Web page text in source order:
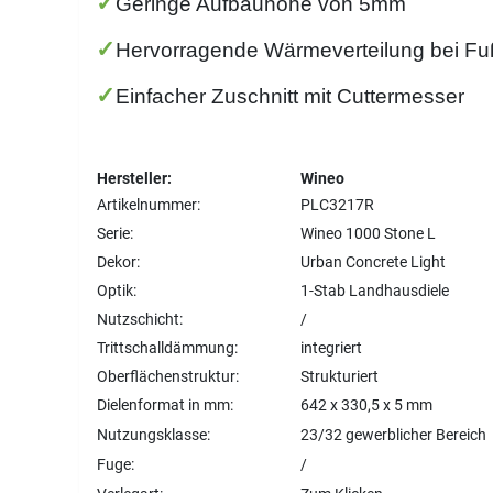
✓Hervorragende Wärmeverteilung bei
✓Einfacher Zuschnitt mit Cuttermesser
Hersteller:
Wineo
Artikelnummer:
PLC3217R
Serie:
Wineo 1000 Stone L
Dekor:
Urban Concrete Light
Optik:
1-Stab Landhausdiele
Nutzschicht:
/
Trittschalldämmung:
integriert
Oberflächenstruktur:
Strukturiert
Dielenformat in mm:
642 x 330,5 x 5 mm
Nutzungsklasse:
23/32 gewerblicher Bereich
Fuge:
/